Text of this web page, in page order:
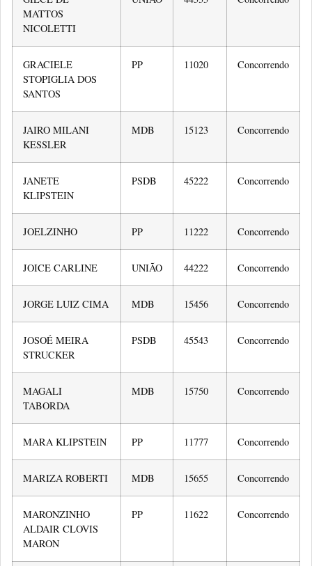
MATTOS
NICOLETTI
GRACIELE
STOPIGLIA DOS
SANTOS
PP 11020 Concorrendo
JAIRO MILANI
KESSLER
MDB 15123 Concorrendo
JANETE
KLIPSTEIN
PSDB 45222 Concorrendo
JOELZINHO PP 11222 Concorrendo
JOICE CARLINE UNIÃO 44222 Concorrendo
JORGE LUIZ CIMA MDB 15456 Concorrendo
JOSOÉ MEIRA
STRUCKER
PSDB 45543 Concorrendo
MAGALI
TABORDA
MDB 15750 Concorrendo
MARA KLIPSTEIN PP 11777 Concorrendo
MARIZA ROBERTI MDB 15655 Concorrendo
MARONZINHO
ALDAIR CLOVIS
MARON
PP 11622 Concorrendo